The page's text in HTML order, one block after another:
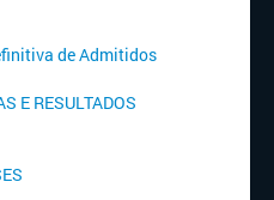
de Admitidos
E RESULTADOS